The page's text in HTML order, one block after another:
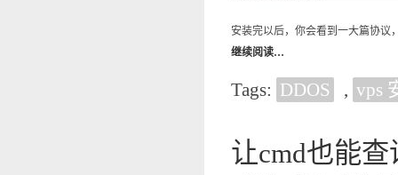
安装完以后，你会看到一大篇协议
继续阅读…
Tags: DDOS , vps
让cmd也能